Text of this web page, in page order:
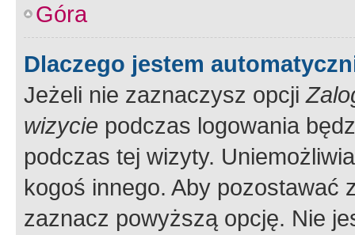
Góra
Dlaczego jestem
Jeżeli nie zaznaczysz opcji
wizycie podczas logowania
podczas tej wizyty.
kogoś innego. Aby pozostawać
zaznacz powyższą opcję. Nie